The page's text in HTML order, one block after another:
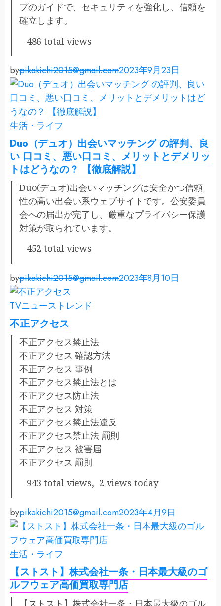
プのガイドで、セキュリティを強化し、信頼を
確立します。
486 total views
bypikakichi2015@gmail.com2023年9月23日
生活・ライフ
Duo（デュオ）出会いマッチング の評判、良
い 口コミ、悪い口コミ、メリットとデメリッ
トはどうなの？ 【徹底解説】
Duo(デュオ)出会いマッチングは安全かつ信頼
性の高い出会い系ウェブサイトです。公安委員
会への届出が完了し、厳重なプライバシー保護
対策が取られています。
452 total views
bypikakichi2015@gmail.com2023年8月10日
TVニューストレンド
不正アクセス
不正アクセス禁止法
不正アクセス 確認方法
不正アクセス 事例
不正アクセス禁止法とは
不正アクセス防止法
不正アクセス 対策
不正アクセス禁止法違反
不正アクセス禁止法 罰則
不正アクセス 被害届
不正アクセス 罰則
943 total views, 2 views today
bypikakichi2015@gmail.com2023年4月9日
生活・ライフ
【ストスト】株式会社一条・日本最大級のゴ
ルフウェア高価買取専門店
【ストスト】株式会社一条・日本最大級のゴル